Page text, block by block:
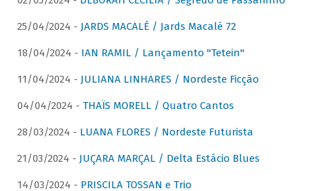
25/04/2024 - JARDS MACALÉ / Jards Macalé 72
18/04/2024 - IAN RAMIL / Lançamento "Tetein"
11/04/2024 - JULIANA LINHARES / Nordeste Ficção
04/04/2024 - THAÏS MORELL / Quatro Cantos
28/03/2024 - LUANA FLORES / Nordeste Futurista
21/03/2024 - JUÇARA MARÇAL / Delta Estácio Blues
14/03/2024 - PRISCILA TOSSAN e Trio